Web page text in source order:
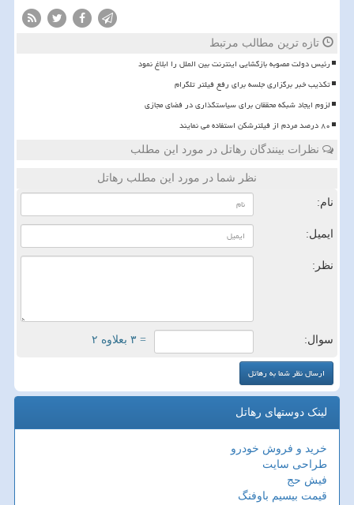
تازه ترین مطالب مرتبط
رئیس دولت مصوبه بازگشایی اینترنت بین الملل را ابلاغ نمود
تکذیب خبر برگزاری جلسه برای رفع فیلتر تلگرام
لزوم ایجاد شبکه محققان برای سیاستگذاری در فضای مجازی
۸۰ درصد مردم از فیلترشکن استفاده می نمایند
نظرات بینندگان رهاتل در مورد این مطلب
نظر شما در مورد این مطلب رهاتل
نام:
ایمیل:
نظر:
سوال: = ۳ بعلاوه ۲
لینک دوستهای رهاتل
خرید و فروش خودرو
طراحی سایت
فیش حج
قیمت بیسیم باوفنگ